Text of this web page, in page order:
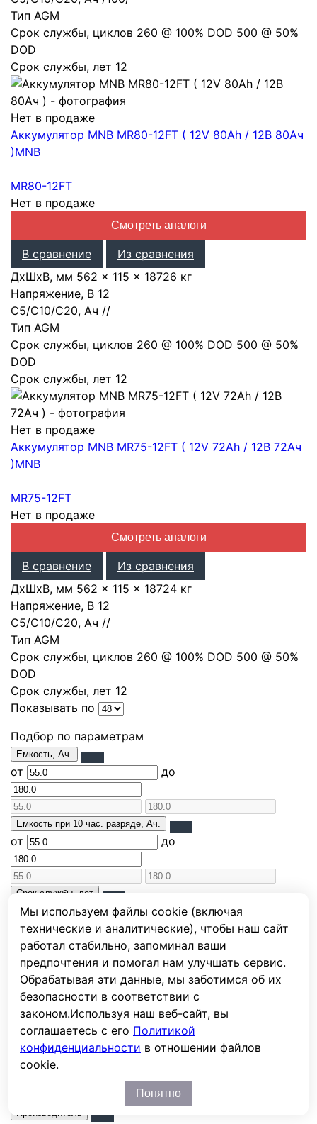
Мы используем файлы cookie (включая
технические и аналитические), чтобы наш сайт
работал стабильно, запоминал ваши
предпочтения и помогал нам улучшать сервис.
Обрабатывая эти данные, мы заботимся об их
безопасности в соответствии с
законом.Используя наш веб-сайт, вы
соглашаетесь с его Политикой
конфиденциальности в отношении файлов
cookie.
Понятно
Тип AGM
Срок службы, циклов 260 @ 100% DOD 500 @ 50%
DOD
Срок службы, лет 12
Нет в продаже
Аккумулятор MNB MR80-12FT ( 12V 80Ah / 12В 80Ач
)MNB
MR80-12FT
Нет в продаже
Смотреть аналоги
В сравнение
Из сравнения
ДхШхВ, мм 562 × 115 × 18726 кг
Напряжение, В 12
С5/С10/С20, Ач //
Тип AGM
Срок службы, циклов 260 @ 100% DOD 500 @ 50%
DOD
Срок службы, лет 12
Нет в продаже
Аккумулятор MNB MR75-12FT ( 12V 72Ah / 12В 72Ач
)MNB
MR75-12FT
Нет в продаже
Смотреть аналоги
В сравнение
Из сравнения
ДхШхВ, мм 562 × 115 × 18724 кг
Напряжение, В 12
С5/С10/С20, Ач //
Тип AGM
Срок службы, циклов 260 @ 100% DOD 500 @ 50%
DOD
Срок службы, лет 12
Показывать по
Подбор по параметрам
Емкость, Ач.
от до
Емкость при 10 час. разряде, Ач.
от до
Срок службы, лет
от до
Тип
AGM
Назначение
возобновляемая энергия
ИБП
системы связи и телекоммуникации
Производитель